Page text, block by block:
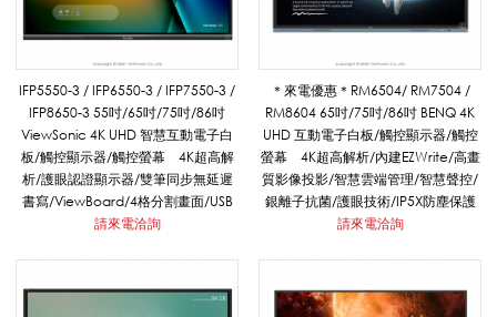
導
覽
IFP5550-3 / IFP6550-3 / IFP7550-3 /
IFP8650-3 55吋/65吋/75吋/86吋
ViewSonic 4K UHD 智慧互動電子白
板/觸控顯示器/觸控螢幕 4K超高解
析/護眼認證顯示器/雙筆同步無延遲
書寫/ViewBoard/4格分割畫面/USB
請來電洽詢
＊來電優惠＊RM6504/ RM7504 /
RM8604 65吋/75吋/86吋 BENQ 4K
UHD 互動電子白板/觸控顯示器/觸控
螢幕 4K超高解析/內建EZWrite/高畫
質影像投影/智慧雲端管理/智慧聲控/
銀離子抗菌/護眼技術/IP5X防塵保護
請來電洽詢